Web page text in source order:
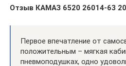
Отзыв КАМАЗ 6520 26014-63
Первое впечатление от
положительным – мягкая
пневмоподушках, одно